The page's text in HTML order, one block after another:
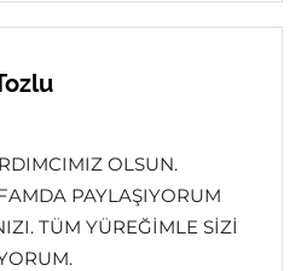
OLSUN.
PAYLAŞIYORUM
TÜM YÜREĞİMLE SİZİ